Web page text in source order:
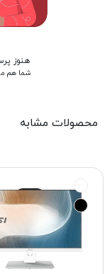
هنوز
شما هم
محصولات مشابه